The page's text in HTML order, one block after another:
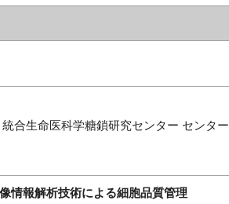
合生命医科学糖鎖研究センター センター
情報解析技術による細胞品質管理